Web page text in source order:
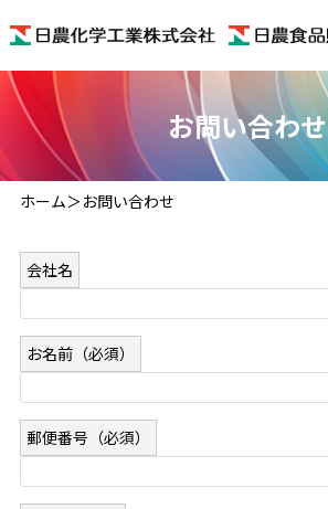
ホーム
会社概要
機能性食品素材
機能性食品
色のいろいろ
お問い合わせ
お問い合わせ
ホーム お問い合わせ
会社名
お名前（必須）
郵便番号 （必須）